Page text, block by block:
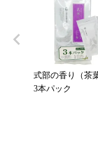
式部の香り（茶
3本パック